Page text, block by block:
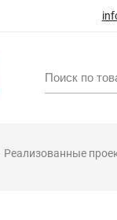
Реализованные